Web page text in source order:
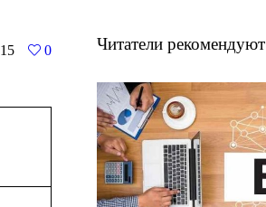
15
0
Читатели рекомендуют